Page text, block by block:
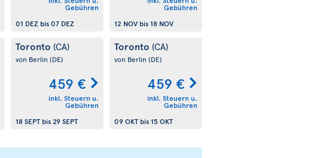
Gebühren
01 DEZbis07 DEZ
Gebühren
12 NOVbis 18 NOV
Toronto (CA)
von Berlin (DE)
459 €
inkl. Steuern u.
Gebühren
18 SEPTbis29 SEPT
Toronto (CA)
von Berlin (DE)
459 €
inkl. Steuern u.
Gebühren
09 OKTbis 15 OKT